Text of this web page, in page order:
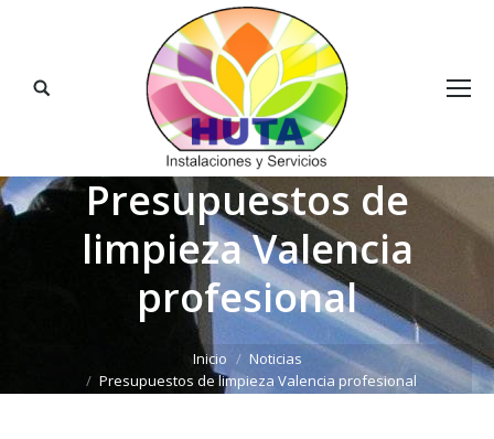
Buscar:
Presupuestos de
limpieza Valencia
profesional
Inicio
Noticias
Presupuestos de limpieza Valencia profesional